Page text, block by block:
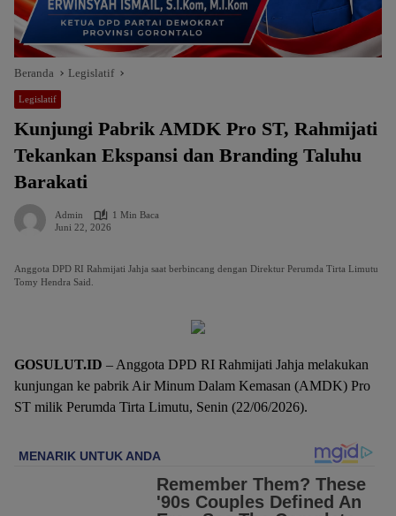
Beranda Legislatif
Legislatif
Kunjungi Pabrik AMDK Pro ST, Rahmijati
Tekankan Ekspansi dan Branding Taluhu
Barakati
Admin
1 Min Baca
Juni 22, 2026
Anggota DPD RI Rahmijati Jahja saat berbincang dengan Direktur Perumda Tirta Limutu
Tomy Hendra Said.
GOSULUT.ID – Anggota DPD RI Rahmijati Jahja melakukan
kunjungan ke pabrik Air Minum Dalam Kemasan (AMDK) Pro
ST milik Perumda Tirta Limutu, Senin (22/06/2026).